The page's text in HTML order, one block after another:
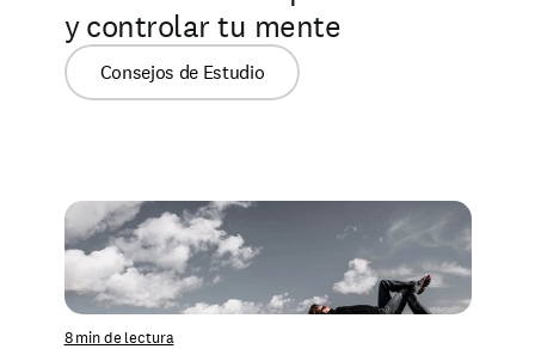
y controlar tu mente
Consejos de Estudio
8 min de lectura